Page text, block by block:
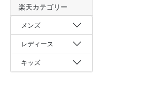
楽天カテゴリー
メンズ
レディース
キッズ